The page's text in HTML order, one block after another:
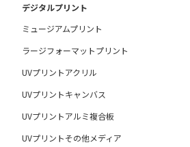
デジタルプリント
ミュージアムプリント
ラージフォーマットプリント
UVプリントアクリル
UVプリントキャンバス
UVプリントアルミ複合板
UVプリントその他メディア